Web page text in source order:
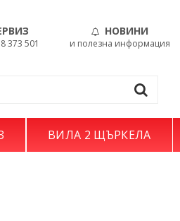
373 501
НОВИНИ
и полезна информация
ВИЛА 2 ЩЪРКЕЛА